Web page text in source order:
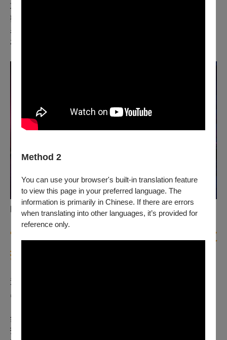
Method 2
You can use your browser's built-in translation feature
to view this page in your preferred language. The
information is primarily in Chinese. If there are errors
when translating into other languages, it’s provided for
reference only.
項目，而是一種理解的能力。試圖讀懂對方的青春，明白
觀眾對於藝術的嚮往來自何方。待走入場館的剎那，透過
表演節目的串連，而感受到「劇院」並非高大上，劇場的
存在就是這麼親民近人。
黃韻玲與你的同學會2022
當場館成為你的鄰居，生活的品質也被
提升
追根究柢，回到衛武營的發展目標，黃國威相信，把人的
感受擺在最前面的位置，是此刻場館最重要的一件事。
然而，儘管不為表演藝術而來，他也歡迎大家為充實、開
拓自己而來。黃國威說：「衛武營這個空間真的設計得很